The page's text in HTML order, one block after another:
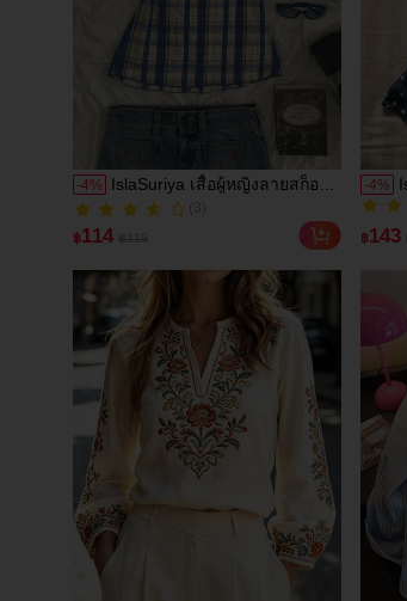
-4%
IslaSuriya เสื้อผู้หญิงลายสก็อต
จีบ ลำลอง อเนกประสงค์
สำหรับใส่ประจำวันและออกไป
เที่ยว
฿114
-4%
80+ ขา
฿143